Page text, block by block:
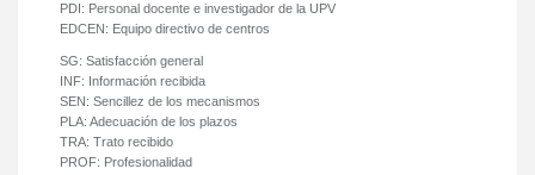
PDI: Personal docente e investigador de la UPV
EDCEN: Equipo directivo de centros
SG: Satisfacción general
INF: Información recibida
SEN: Sencillez de los mecanismos
PLA: Adecuación de los plazos
TRA: Trato recibido
PROF: Profesionalidad